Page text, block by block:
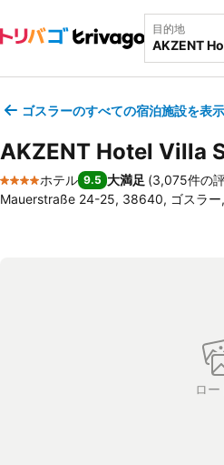
目的地
ゴスラーのすべての宿泊施設を表示
AKZENT Hotel Villa
4 ホテルのランク
ホテル 9.5 大満足 (3,075件の
Mauerstraße 24-25, 38640, ゴスラー
ロー